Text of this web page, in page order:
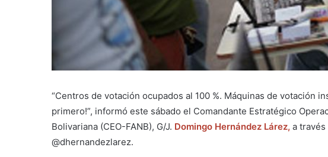
“Centros de votación ocupados al 100 %. Máquinas de votación
primero!”, informó este sábado el Comandante Estratégico
Bolivariana (CEO-FANB), G/J. Domingo Hernández Lárez, a
@dhernandezlarez.